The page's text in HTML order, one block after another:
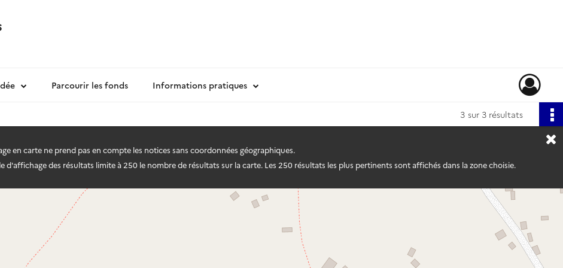
Parcourir les fonds Informations pratiques
3 sur 3 résultats
en carte ne prend pas en compte les notices sans coordonnées géographiques.
d'affichage des résultats limite à 250 le nombre de résultats sur la carte. Les 250 résultats les plus pertinents sont affichés dans la zone choisie.